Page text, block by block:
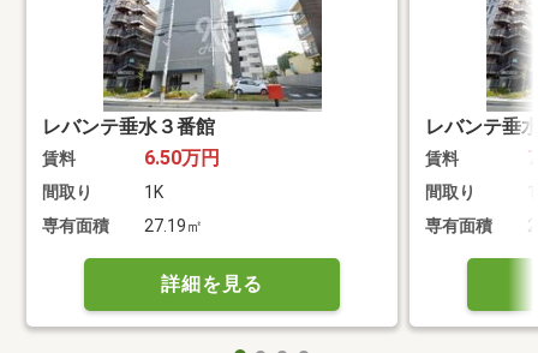
レバンテ垂水３番館
賃料 6.50万円
間取り
1K
専有面積
27.19㎡
詳細を見る
レバンテ垂
賃料
間取り
専有面積